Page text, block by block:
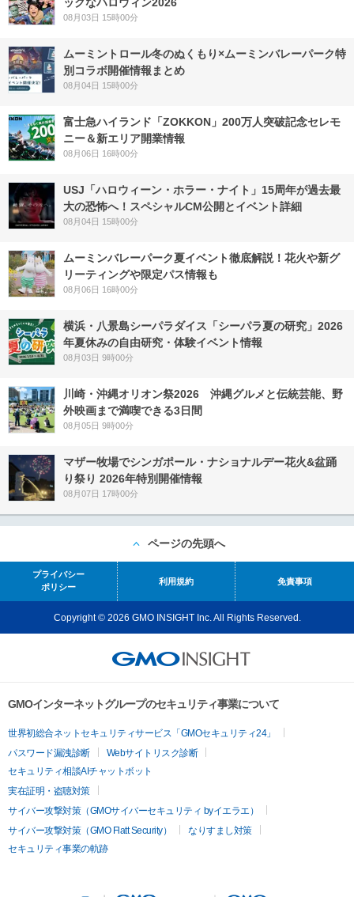
ックなハロウィン2026
08月03日 15時00分
ムーミントロール冬のぬくもり×ムーミンバレーパーク特
別コラボ開催情報まとめ
08月04日 15時00分
富士急ハイランド「ZOKKON」200万人突破記念セレモ
ニー＆新エリア開業情報
08月06日 16時00分
USJ「ハロウィーン・ホラー・ナイト」15周年が過去最
大の恐怖へ！スペシャルCM公開とイベント詳細
08月04日 15時00分
ムーミンバレーパーク夏イベント徹底解説！花火や新グ
リーティングや限定パス情報も
08月06日 16時00分
横浜・八景島シーパラダイス「シーパラ夏の研究」2026
年夏休みの自由研究・体験イベント情報
08月03日 9時00分
川崎・沖縄オリオン祭2026 沖縄グルメと伝統芸能、野
外映画まで満喫できる3日間
08月05日 9時00分
マザー牧場でシンガポール・ナショナルデー花火&盆踊
り祭り 2026年特別開催情報
08月07日 17時00分
ページの先頭へ
プライバシー
ポリシー
利用規約 免責事項
Copyright © 2026 GMO INSIGHT Inc. All Rights Reserved.
GMOインターネットグループのセキュリティ事業について
世界初総合ネットセキュリティサービス「GMOセキュリティ24」
パスワード漏洩診断
Webサイトリスク診断
セキュリティ相談AIチャットボット
実在証明・盗聴対策
サイバー攻撃対策（GMOサイバーセキュリティ byイエラエ）
サイバー攻撃対策（GMO Flatt Security）
なりすまし対策
セキュリティ事業の軌跡